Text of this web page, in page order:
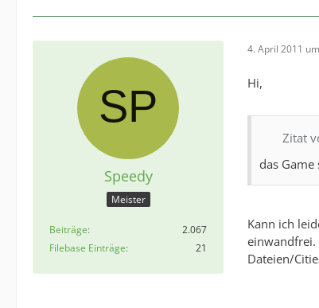
Speedy
Meister
Beiträge
2.067
Filebase Einträge
21
4. April 2011
Hi,
Zitat
das
Kann ich
einwandfrei.
Dateien/